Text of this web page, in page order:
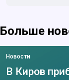
Больше
Новости
В Киров